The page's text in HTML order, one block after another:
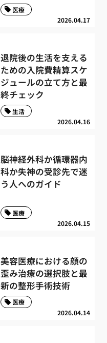
2026.04.17
医療
退院後の生活を支える
ための入院費精算スケ
ジュールの立て方と最
終チェック
2026.04.16
生活
脳神経外科か循環器内
科か失神の受診先で迷
う人へのガイド
2026.04.15
医療
美容医療における顔の
歪み治療の選択肢と最
新の整形手術技術
2026.04.14
医療